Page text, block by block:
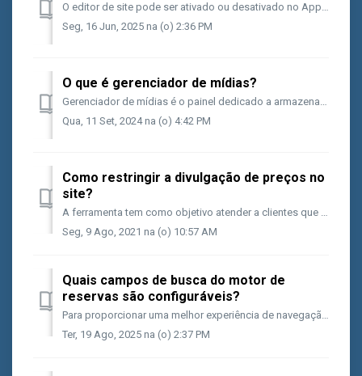
O editor de site pode ser ativado ou desativado no App Center do seu sistema, em [App Center > Para Seu Site > Site Stays - Editor]. Antes de avança...
Seg, 16 Jun, 2025 na (o) 2:36 PM
O que é gerenciador de mídias?
Gerenciador de mídias é o painel dedicado a armazenar seus arquivos que serão usados na edição de templates do seu site. É possível adicionar imagens, arqui...
Qua, 11 Set, 2024 na (o) 4:42 PM
Como restringir a divulgação de preços no
site?
A ferramenta tem como objetivo atender a clientes que buscam ter a divulgação dos preços mais restrita, seja para alinhar-se com políticas de canais de ve...
Seg, 9 Ago, 2021 na (o) 10:57 AM
Quais campos de busca do motor de
reservas são configuráveis?
Para proporcionar uma melhor experiência de navegação aos seus usuários, com base nas características do seu negócio, você poderá alterar os seguintes campo...
Ter, 19 Ago, 2025 na (o) 2:37 PM